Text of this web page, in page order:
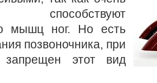
способствуют
мышц ног. Но есть
позвоночника, при
запрещен этот вид